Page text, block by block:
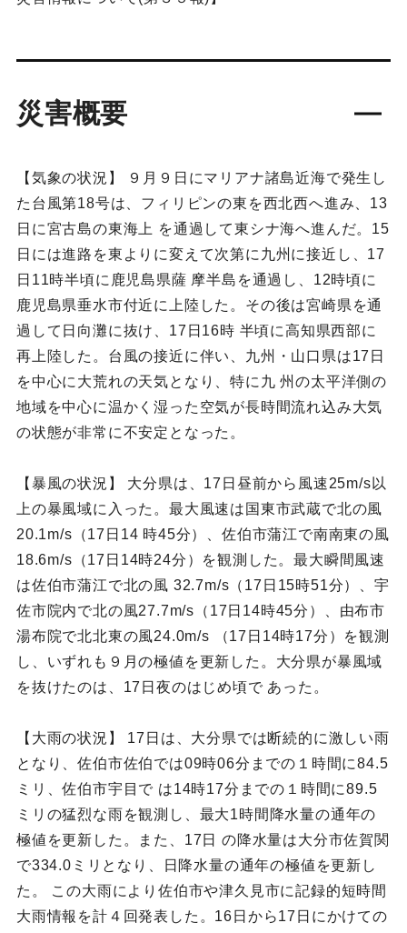
災害概要
【気象の状況】 ９月９日にマリアナ諸島近海で発生し
た台風第18号は、フィリピンの東を西北西へ進み、13
日に宮古島の東海上 を通過して東シナ海へ進んだ。15
日には進路を東よりに変えて次第に九州に接近し、17
日11時半頃に鹿児島県薩 摩半島を通過し、12時頃に
鹿児島県垂水市付近に上陸した。その後は宮崎県を通
過して日向灘に抜け、17日16時 半頃に高知県西部に
再上陸した。台風の接近に伴い、九州・山口県は17日
を中心に大荒れの天気となり、特に九 州の太平洋側の
地域を中心に温かく湿った空気が長時間流れ込み大気
の状態が非常に不安定となった。
【暴風の状況】 大分県は、17日昼前から風速25m/s以
上の暴風域に入った。最大風速は国東市武蔵で北の風
20.1m/s（17日14 時45分）、佐伯市蒲江で南南東の風
18.6m/s（17日14時24分）を観測した。最大瞬間風速
は佐伯市蒲江で北の風 32.7m/s（17日15時51分）、宇
佐市院内で北の風27.7m/s（17日14時45分）、由布市
湯布院で北北東の風24.0m/s （17日14時17分）を観測
し、いずれも９月の極値を更新した。大分県が暴風域
を抜けたのは、17日夜のはじめ頃で あった。
【大雨の状況】 17日は、大分県では断続的に激しい雨
となり、佐伯市佐伯では09時06分までの１時間に84.5
ミリ、佐伯市宇目で は14時17分までの１時間に89.5
ミリの猛烈な雨を観測し、最大1時間降水量の通年の
極値を更新した。また、17日 の降水量は大分市佐賀関
で334.0ミリとなり、日降水量の通年の極値を更新し
た。 この大雨により佐伯市や津久見市に記録的短時間
大雨情報を計４回発表した。16日から17日にかけての